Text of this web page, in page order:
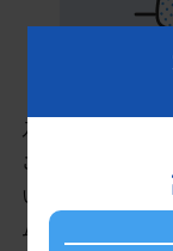
入会時に現状分析
このテスト結果の
いるあなたに英語
ムを作成します。